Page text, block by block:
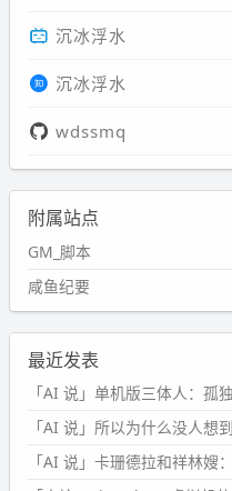
沉冰浮水
沉冰浮水
wdssmq
附属站点
GM_脚本
咸鱼纪要
最近发表
「AI 说」单机版三体人：孤
「AI 说」所以为什么没人想
「AI 说」卡珊德拉和祥林嫂